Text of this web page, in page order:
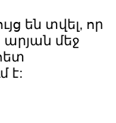
են տվել, որ
մեջ
է: